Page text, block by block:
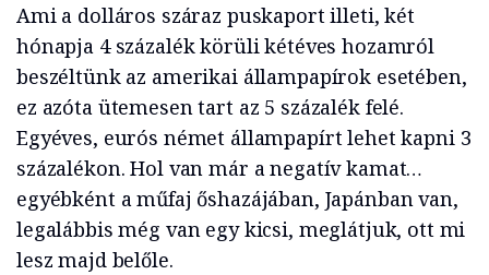
Ami a dolláros száraz puskaport illeti, két
hónapja 4 százalék körüli kétéves hozamról
beszéltünk az amerikai állampapírok esetében,
ez azóta ütemesen tart az 5 százalék felé.
Egyéves, eurós német állampapírt lehet kapni 3
százalékon. Hol van már a negatív kamat…
egyébként a műfaj őshazájában, Japánban van,
legalábbis még van egy kicsi, meglátjuk, ott mi
lesz majd belőle.